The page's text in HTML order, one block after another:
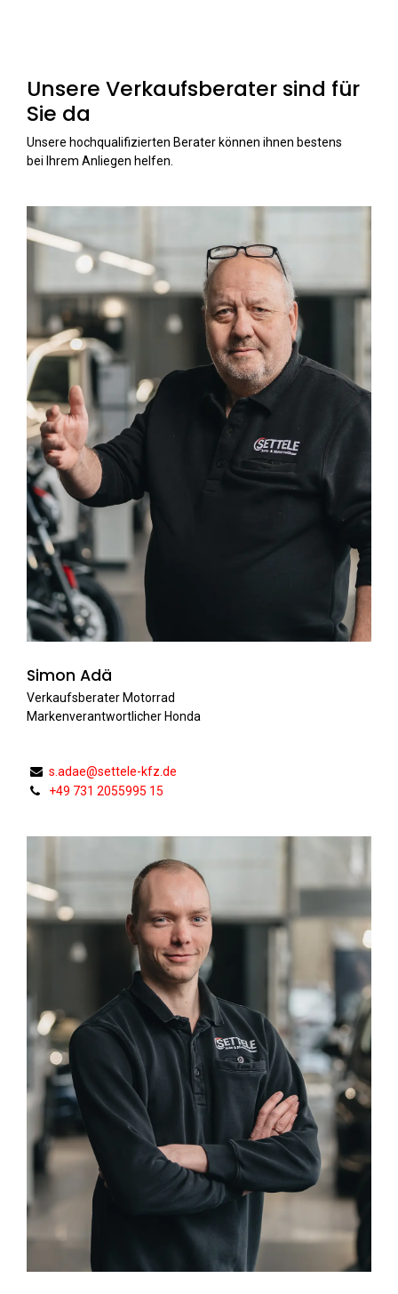
Unsere Verkaufsberater sind für
Sie da
Unsere hochqualifizierten Berater können ihnen bestens
bei Ihrem Anliegen helfen.
Simon Adä
Verkaufsberater Motorrad
Markenverantwortlicher Honda
s.adae@settele-kfz.de
+49 731 2055995 15